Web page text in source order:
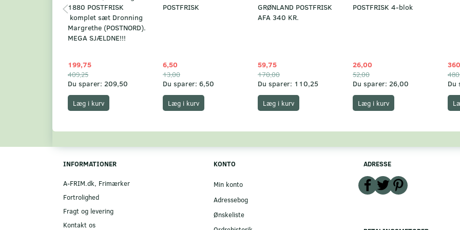
1880 POSTFRISK
komplet sæt Dronning
Margrethe (POSTNORD).
MEGA SJÆLDNE!!!
199,75
409,25
Du sparer: 209,50
Læg i kurv
POSTFRISK
6,50
13,00
Du sparer: 6,50
Læg i kurv
GRØNLAND POSTFRISK
AFA 340 KR.
59,75
170,00
Du sparer: 110,25
Læg i kurv
POSTFRISK 4-blok
26,00
52,00
Du sparer: 26,00
Læg i kurv
Du
INFORMATIONER
A-FRIM.dk, Frimærker
Fortrolighed
Fragt og levering
Kontakt os
KONTO
Min konto
Adressebog
Ønskeliste
ADRESSE